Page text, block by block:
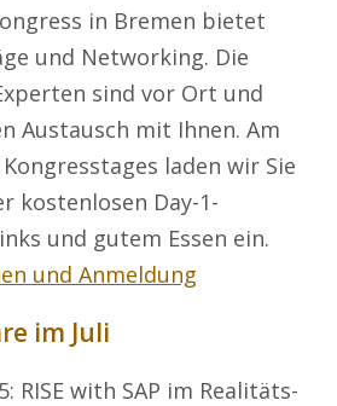
in Bremen bietet
und Networking. Die
sind vor Ort und
Austausch mit Ihnen. Am
laden wir Sie
kostenlosen Day-1-
und gutem Essen ein.
und Anmeldung
im Juli
RISE with SAP im Realitäts-